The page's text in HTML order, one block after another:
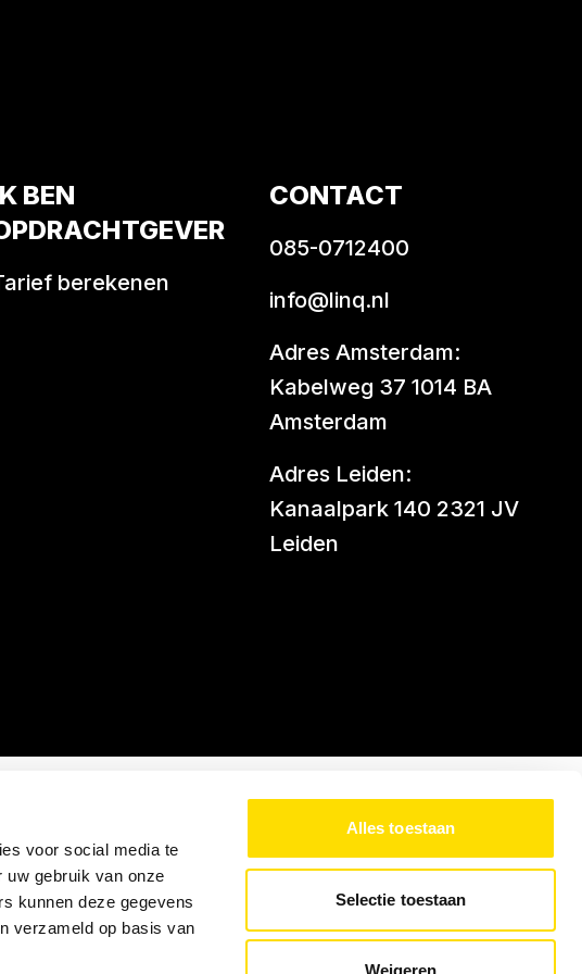
voor social media te
uw gebruik van onze
kunnen deze gegevens
verzameld op basis van
Alles toestaan
Selectie toestaan
Weigeren
BEN
berekenen
CONTACT
085-0712400
info@linq.nl
Adres Amsterdam:
Kabelweg 37 1014 BA
Amsterdam
Adres Leiden:
Kanaalpark 140 2321 JV
Leiden